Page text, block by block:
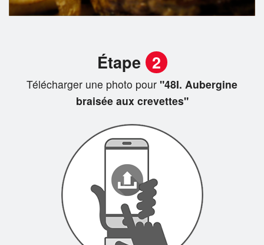
Étape 2
Télécharger une photo pour "48I. Aubergine
braisée aux crevettes"